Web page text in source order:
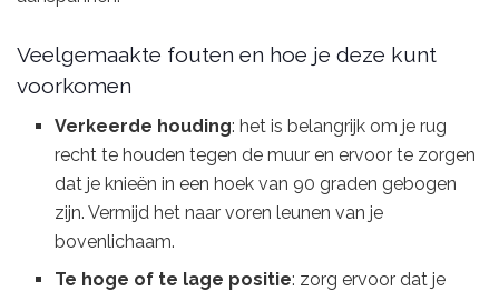
Veelgemaakte fouten en hoe je deze kunt
voorkomen
Verkeerde houding: het is belangrijk om je rug
recht te houden tegen de muur en ervoor te zorgen
dat je knieën in een hoek van 90 graden gebogen
zijn. Vermijd het naar voren leunen van je
bovenlichaam.
Te hoge of te lage positie: zorg ervoor dat je